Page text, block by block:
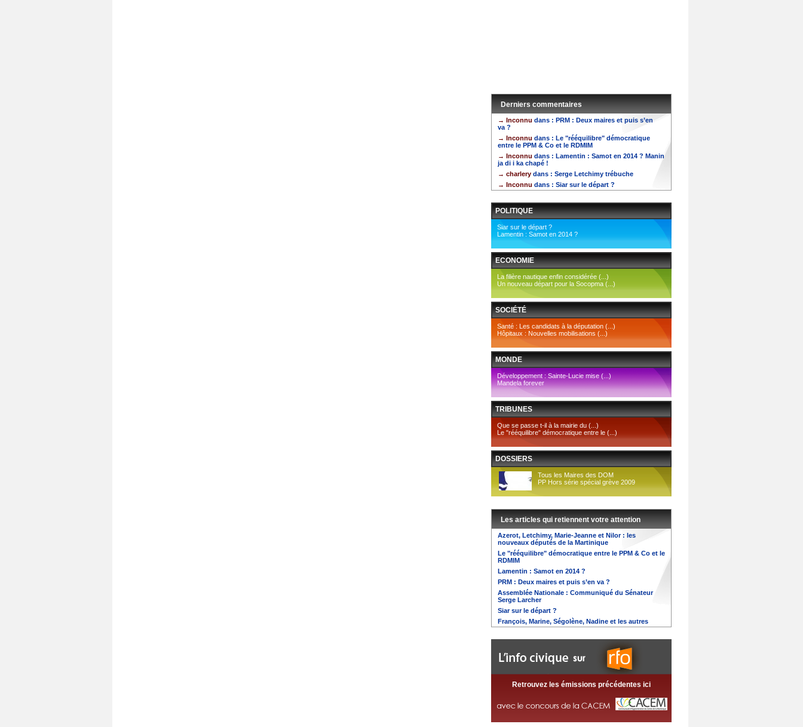
Derniers commentaires
→ Inconnu dans : PRM : Deux maires et puis s’en
va ?
→ Inconnu dans : Le "rééquilibre" démocratique
entre le PPM & Co et le RDMIM
→ Inconnu dans : Lamentin : Samot en 2014 ? Manin
ja di i ka chapé !
→ charlery dans : Serge Letchimy trébuche
→ Inconnu dans : Siar sur le départ ?
POLITIQUE
Siar sur le départ ?
Lamentin : Samot en 2014 ?
ECONOMIE
La filière nautique enfin considérée (...)
Un nouveau départ pour la Socopma (...)
SOCIÉTÉ
Santé : Les candidats à la députation (...)
Hôpitaux : Nouvelles mobilisations (...)
MONDE
Développement : Sainte-Lucie mise (...)
Mandela forever
TRIBUNES
Que se passe t-il à la mairie du (...)
Le "rééquilibre" démocratique entre le (...)
DOSSIERS
Tous les Maires des DOM
PP Hors série spécial grève 2009
Les articles qui retiennent votre attention
Azerot, Letchimy, Marie-Jeanne et Nilor : les
nouveaux députés de la Martinique
Le "rééquilibre" démocratique entre le PPM & Co et le
RDMIM
Lamentin : Samot en 2014 ?
PRM : Deux maires et puis s’en va ?
Assemblée Nationale : Communiqué du Sénateur
Serge Larcher
Siar sur le départ ?
François, Marine, Ségolène, Nadine et les autres
Retrouvez les émissions précédentes ici